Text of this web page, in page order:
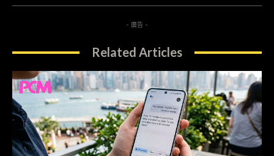
- 廣告 -
Related Articles